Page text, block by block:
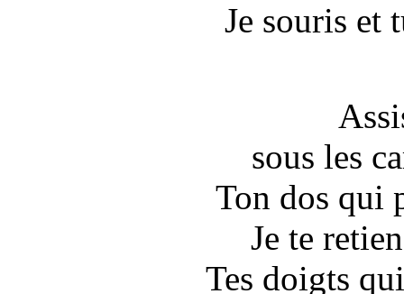
Je souris
sous les
Ton dos qui
Je te
Tes doigts